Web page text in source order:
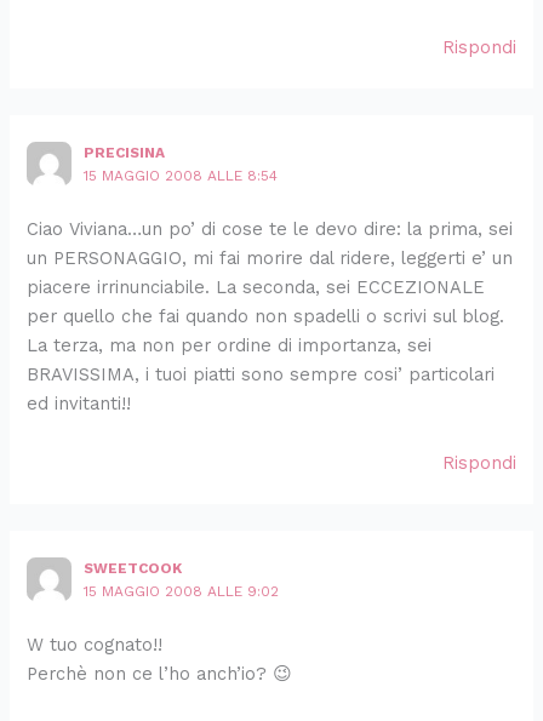
Rispondi
PRECISINA
15 MAGGIO 2008 ALLE 8:54
Ciao Viviana…un po’ di cose te le devo dire: la prima, sei
un PERSONAGGIO, mi fai morire dal ridere, leggerti e’ un
piacere irrinunciabile. La seconda, sei ECCEZIONALE
per quello che fai quando non spadelli o scrivi sul blog.
La terza, ma non per ordine di importanza, sei
BRAVISSIMA, i tuoi piatti sono sempre cosi’ particolari
ed invitanti!!
Rispondi
SWEETCOOK
15 MAGGIO 2008 ALLE 9:02
W tuo cognato!!
Perchè non ce l’ho anch’io? 😉